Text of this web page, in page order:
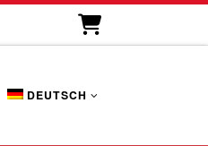
DEUTSCH